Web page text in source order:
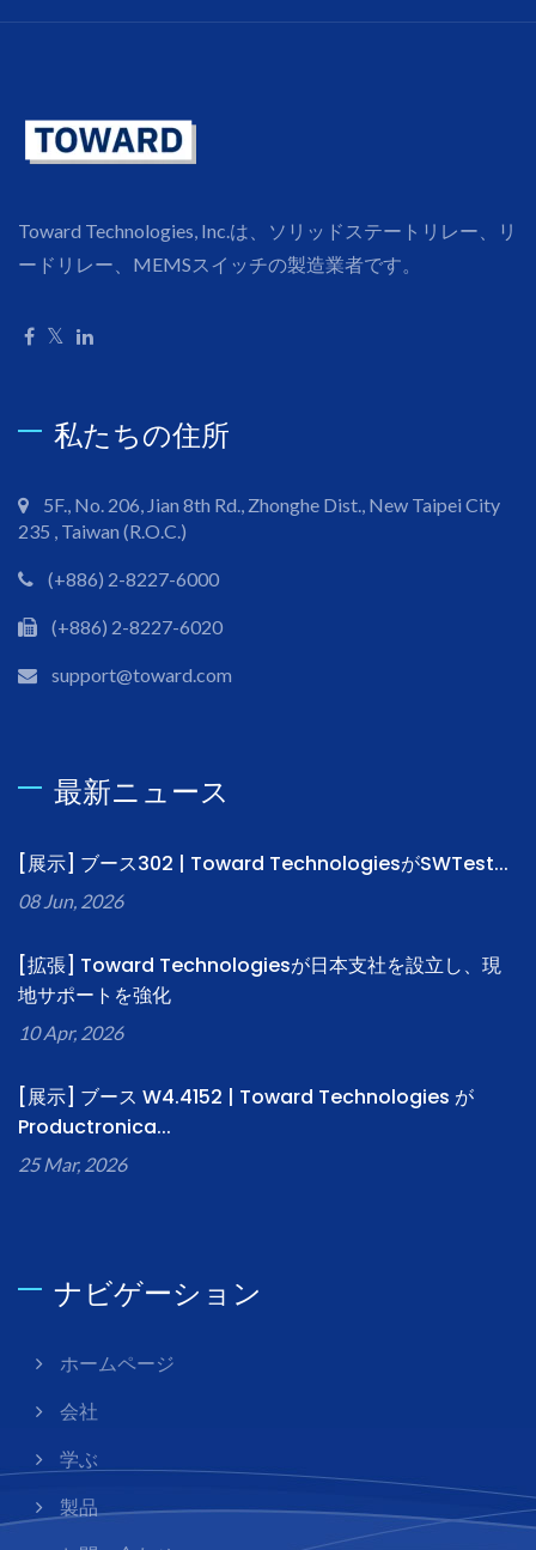
Toward Technologies, Inc.は、ソリッドステートリレー、リ
ードリレー、MEMSスイッチの製造業者です。
私たちの住所
5F., No. 206, Jian 8th Rd., Zhonghe Dist., New Taipei City
235 , Taiwan (R.O.C.)
(+886) 2-8227-6000
(+886) 2-8227-6020
support@toward.com
最新ニュース
[展示] ブース302 | Toward TechnologiesがSWTest...
08 Jun, 2026
[拡張] Toward Technologiesが日本支社を設立し、現
地サポートを強化
10 Apr, 2026
[展示] ブース W4.4152 | Toward Technologies が
Productronica...
25 Mar, 2026
ナビゲーション
ホームページ
会社
学ぶ
製品